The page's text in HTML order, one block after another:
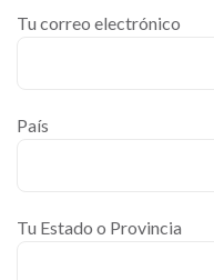
Tu correo electrónico
País
Tu Estado o Provincia